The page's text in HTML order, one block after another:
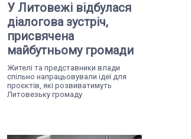
У Литовежі відбулася
діалогова зустріч,
присвячена
майбутньому громади
Жителі та представники влади
спільно напрацьовували ідеї для
проєктів, які розвиватимуть
Литовезьку громаду